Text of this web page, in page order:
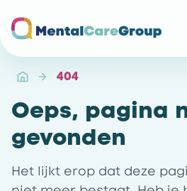
404
Oeps, pagina
gevonden
Het lijkt erop dat deze